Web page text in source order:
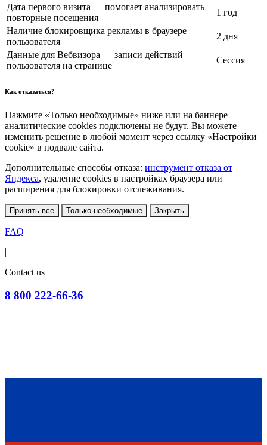
Дата первого визита — помогает анализировать
повторные посещения
1 год
Наличие блокировщика рекламы в браузере
пользователя
2 дня
Данные для Вебвизора — записи действий
пользователя на странице
Сессия
Как отказаться?
Нажмите «Только необходимые» ниже или на баннере —
аналитические cookies подключены не будут. Вы можете
изменить решение в любой момент через ссылку «Настройки
cookie» в подвале сайта.
Дополнительные способы отказа: инструмент отказа от
Яндекса, удаление cookies в настройках браузера или
расширения для блокировки отслеживания.
Принять все Только необходимые Закрыть
FAQ
|
Contact us
8 800 222-66-36